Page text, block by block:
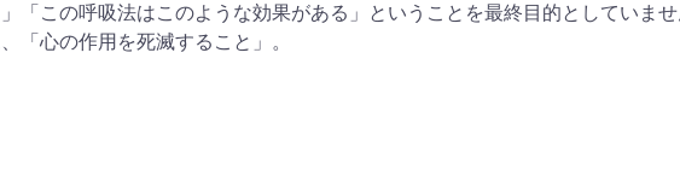
「この呼吸法はこのような効果がある」ということを最終目的としていませ
「心の作用を死滅すること」。